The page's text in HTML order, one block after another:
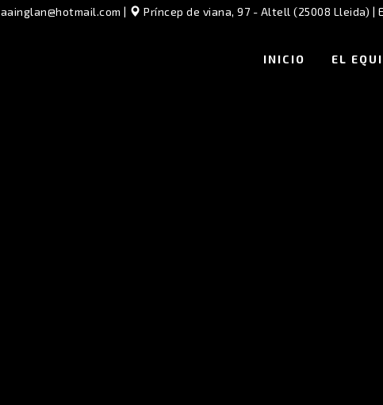
aainglan@hotmail.com | Príncep de viana, 97 - Altell (25008 Lleida) |
INICIO EL